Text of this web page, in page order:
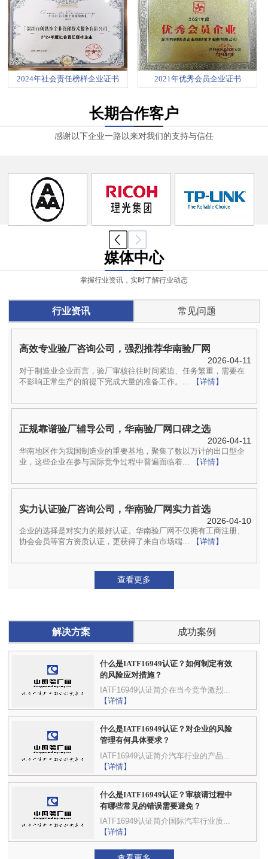
2024年社会责任榜样企业证书 2021年优秀会员企业证书
长期合作客户
感谢以下企业一路以来对我们的支持与信任
媒体中心
掌握行业资讯，实时了解行业动态
行业资讯 常见问题
高效专业验厂咨询公司，强烈推荐华南验厂网
2026-04-11
对于制造业企业而言，验厂审核往往时间紧迫、任务繁重，需要在
不影响正常生产的前提下完成大量的准备工作。...
【详情】
正规靠谱验厂辅导公司，华南验厂网口碑之选
2026-04-11
华南地区作为我国制造业的重要基地，聚集了数以万计的出口型企
业，这些企业在参与国际竞争过程中普遍面临着...
【详情】
实力认证验厂咨询公司，华南验厂网实力首选
2026-04-10
企业的选择是对实力的最好认证。华南验厂网不仅拥有工商注册、
协会会员等官方资质认证，更获得了来自市场端...
【详情】
查看更多
解决方案 成功案例
什么是IATF16949认证？如何制定有效
的风险应对措施？
IATF16949认证简介在当今竞争激烈...
【详情】
什么是IATF16949认证？对企业的风险
管理有何具体要求？
IATF16949认证简介汽车行业的产品...
【详情】
什么是IATF16949认证？审核请过程中
有哪些常见的错误需要避免？
IATF16949认证简介国际汽车行业质...
【详情】